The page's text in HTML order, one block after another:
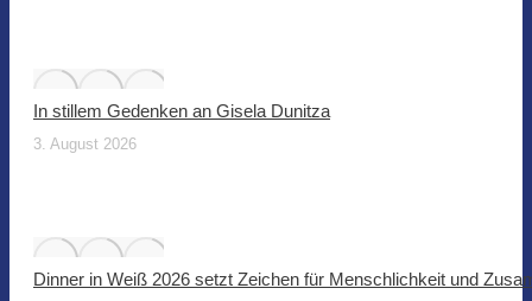
In stillem Gedenken an Gisela Dunitza
3. August 2026
Dinner in Weiß 2026 setzt Zeichen für Menschlichkeit und